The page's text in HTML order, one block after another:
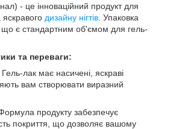
- це інноваційний продукт для
яскравого дизайну нігтів . Упаковка
що є стандартним об'ємом для гель-
та переваги:
лак має насичені, яскраві
вам створювати виразний
Формула продукту забезпечує
покриття, що дозволяє вашому